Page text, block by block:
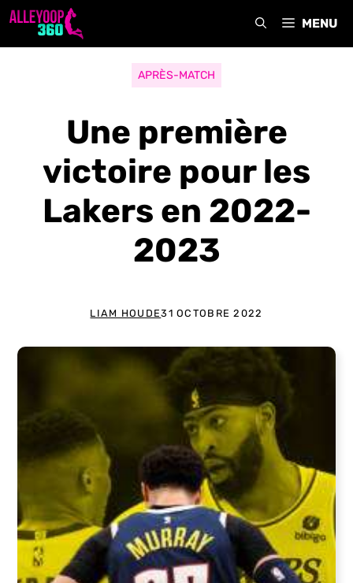
Aller
MENU
APRÈS-MATCH
Une première
victoire pour les
Lakers en 2022-
2023
LIAM HOUDE31 OCTOBRE 2022